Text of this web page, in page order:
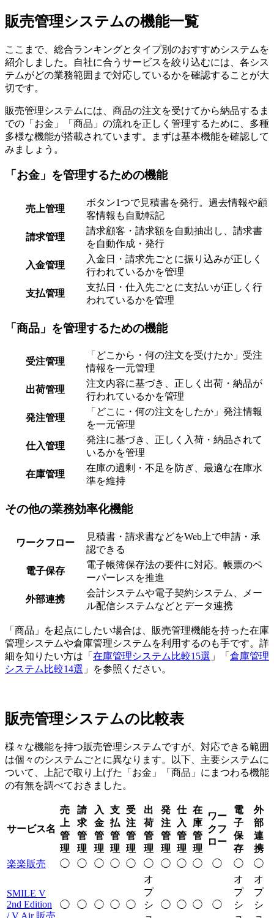
販売管理システムの機能一覧
ここまで、総合ランキングとタイプ別のおすすめシステムを
紹介しました。自社に合うサービスを絞り込むには、各シス
テムがどの業務範囲まで対応しているかを確認することが大
切です。
販売管理システムには、商品の注文を受けてから納品するま
での「お金」「商品」の流れを正しく管理するために、多種
多様な機能が搭載されています。まずは基本機能を確認して
みましょう。
「お金」を管理するための機能
売上管理
ボタン1つで見積書を発行。過去情報や顧
客情報も自動転記
請求管理
請求顧客・請求額を自動抽出し、請求書
を自動作成・発行
入金管理
入金日・請求先ごとに振り込みが正しく
行われているかを管理
支払管理
支払日・仕入先ごとに支払いが正しく行
われているかを管理
「商品」を管理するための機能
受注管理
「どこから・何の注文を受けたか」受注
情報を一元管理
出荷管理
注文内容に基づき、正しく出荷・納品が
行われているかを管理
発注管理
「どこに・何の注文をしたか」発注情報
を一元管理
仕入管理
発注に基づき、正しく入荷・納品されて
いるかを管理
在庫管理
在庫の過剰・不足を防ぎ、最適な在庫水
準を維持
その他の業務効率化機能
ワークフロー
見積書・請求書などをWeb上で申請・承
認できる
電子保存
電子帳簿保存法の要件に対応。帳票のペ
ーパーレスを推進
外部連携
会計システムや電子契約システム、メー
ル配信システムなどとデータ連携
「商品」を起点にしたい場合は、販売管理機能を持った在庫
管理システムや倉庫管理システムを利用するのも手です。詳
細を知りたい方は「 在庫管理システム比較15選 」「 倉庫管理
システム比較14選 」を参照ください。
販売管理システムの比較表
様々な機能を持つ販売管理システムですが、対応できる範囲
は個々のシステムごとに異なります。以下、主要システムに
ついて、上記で取り上げた「お金」「商品」にまつわる機能
の有無を調べておきました。
サービス名
売
上
管
理
請
求
管
理
入
金
管
理
支
払
管
理
受
注
管
理
出
荷
管
理
発
注
管
理
仕
入
管
理
在
庫
管
理
ワー
クフ
ロー
電
子
保
存
外
部
連
携
楽楽販売
◯ ◯ ◯ ◯ ◯ ◯ ◯ ◯ ◯ ◯ ◯ ◯
SMILE V
2nd Edition
/ V Air 販売
◯ ◯ ◯ ◯ ◯
オ
プ
シ
◯ ◯ ◯ ◯
オ
プ
シ
オ
プ
シ